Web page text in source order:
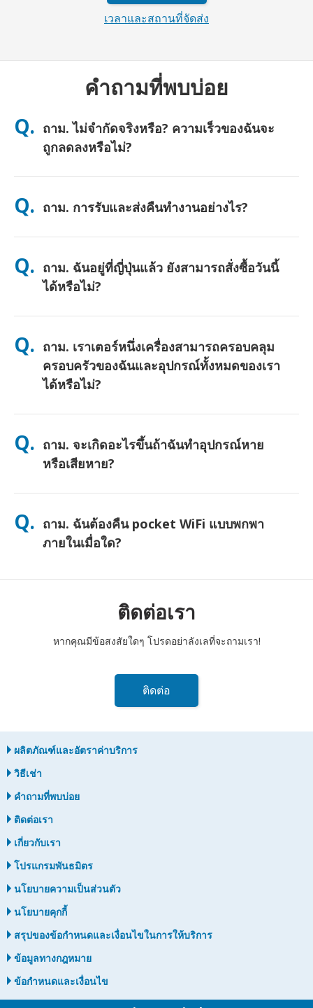
เวลาและสถานที่จัดส่ง
คำถามที่พบบ่อย
Q. ถาม. ไม่จำกัดจริงหรือ? ความเร็วของฉันจะ
ถูกลดลงหรือไม่?
ตอบ. ใช่ครับ ไม่จำกัดอย่างแท้จริง และเราไม่ใช้เพดานนโยบายการ
ใช้ข้อมูลได้มากเท่าที่คุณต้องการตลอดทั้งวัน (เช่นเดียวกับเครือข่าย
มือถืออื่นๆ ความแออัดชั่วคราวของผู้ให้บริการอาจส่งผลต่อความเร็ว)
หากมีการลดความเร็วตามนโยบายเกิดขึ้น เราจะคืนเครดิตค่าเช่าให้
Q. ถาม. การรับและส่งคืนทำงานอย่างไร?
ตอบ. รับที่สนามบินหลัก หรือเลือกจัดส่งที่โรงแรม/บ้าน (มาถึงก่อน
หน้าให้—เพียงนำไปหย่อนที่ตู้ไปรษณีย์ใดก็ได้ในญี่ปุ่น ไม่ต้องใช้
เอกสาร ไม่ต้องต่อคิวที่เคาน์เตอร์
Q. ถาม. ฉันอยู่ที่ญี่ปุ่นแล้ว ยังสามารถสั่งซื้อวันนี้
ได้หรือไม่?
ตอบ. ได้ครับ มีบริการรับที่สนามบินในวันเดียวกัน สำหรับการจัดส่งที่
เราจะยืนยันตัวเลือกที่เร็วที่สุดสำหรับพื้นที่ของคุณ
Q. ถาม. เราเตอร์หนึ่งเครื่องสามารถครอบคลุม
ครอบครัวของฉันและอุปกรณ์ทั้งหมดของเรา
ได้หรือไม่?
ตอบ. ได้ครับ—เชื่อมต่อได้สูงสุด 10 อุปกรณ์พร้อมกัน (โทรศัพท์,
พาวเวอร์แบงค์ฟรีให้เพื่อการใช้งานตลอดทั้งวัน
Q. ถาม. จะเกิดอะไรขึ้นถ้าฉันทำอุปกรณ์หาย
หรือเสียหาย?
คุณสามารถเพิ่มประกันภัยตอนชำระเงินเพื่อคุ้มครองการสูญหายหรือ
อะไรเกิดขึ้น ติดต่อเราทันที—เราจะช่วยให้คุณเชื่อมต่อได้ตลอดเวลา
Q. ถาม. ฉันต้องคืน pocket WiFi แบบพกพา
ภายในเมื่อใด?
หากคุณส่งคืนล่าช้า คุณจะถูกเรียกเก็บเงิน
ติดต่อเรา
หากคุณมีข้อสงสัยใดๆ โปรดอย่าลังเลที่จะถามเรา!
ติดต่อ
ผลิตภัณฑ์และอัตราค่าบริการ
วิธีเช่า
คำถามที่พบบ่อย
ติดต่อเรา
เกี่ยวกับเรา
โปรแกรมพันธมิตร
นโยบายความเป็นส่วนตัว
นโยบายคุกกี้
สรุปของข้อกำหนดและเงื่อนไขในการให้บริการ
ข้อมูลทางกฎหมาย
ข้อกำหนดและเงื่อนไข